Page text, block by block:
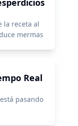
la receta al
mermas
Real
pasando